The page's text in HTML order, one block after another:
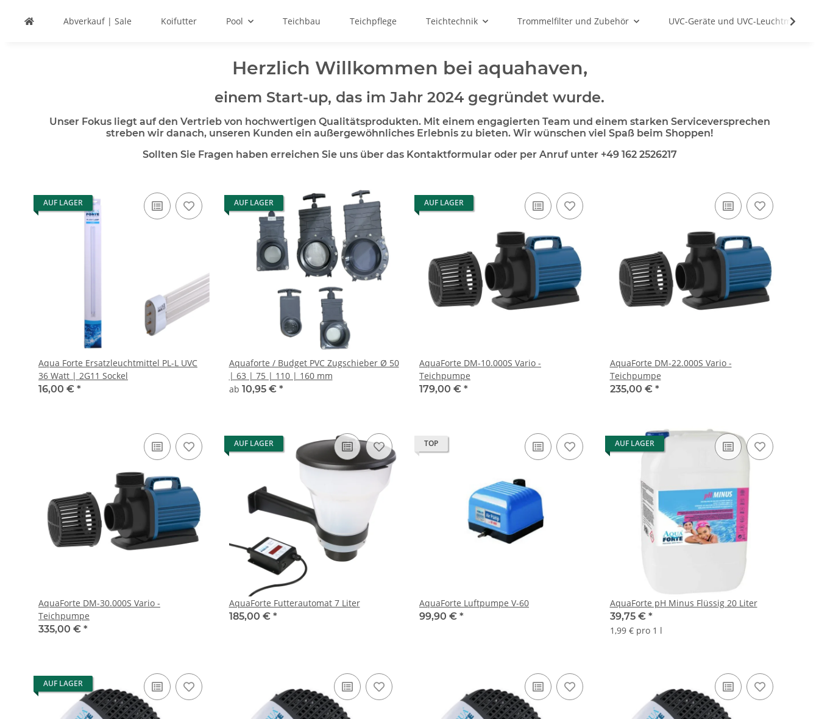
Abverkauf | Sale Koifutter Pool Teichbau Teichpflege Teichtechnik Trommelfilter und Zubehör UVC-Geräte und UVC-Leuchtmittel
Herzlich Willkommen bei aquahaven,
einem Start-up, das im Jahr 2024 gegründet wurde.
Unser Fokus liegt auf den Vertrieb von hochwertigen Qualitätsprodukten. Mit einem engagierten Team und einem starken Serviceversprechen
streben wir danach, unseren Kunden ein außergewöhnliches Erlebnis zu bieten. Wir wünschen viel Spaß beim Shoppen!
Sollten Sie Fragen haben erreichen Sie uns über das Kontaktformular oder per Anruf unter +49 162 2526217
AUF LAGER
Aqua Forte Ersatzleuchtmittel PL-L UVC
36 Watt | 2G11 Sockel
16,00 € *
AUF LAGER
Aquaforte / Budget PVC Zugschieber Ø 50
| 63 | 75 | 110 | 160 mm
ab 10,95 € *
AUF LAGER
AquaForte DM-10.000S Vario -
Teichpumpe
179,00 € *
AquaForte DM-22.000S Vario -
Teichpumpe
235,00 € *
AquaForte DM-30.000S Vario -
Teichpumpe
335,00 € *
AUF LAGER
AquaForte Futterautomat 7 Liter
185,00 € *
TOP
AquaForte Luftpumpe V-60
99,90 € *
AUF LAGER
AquaForte pH Minus Flüssig 20 Liter
39,75 € *
1,99 € pro 1 l
AUF LAGER